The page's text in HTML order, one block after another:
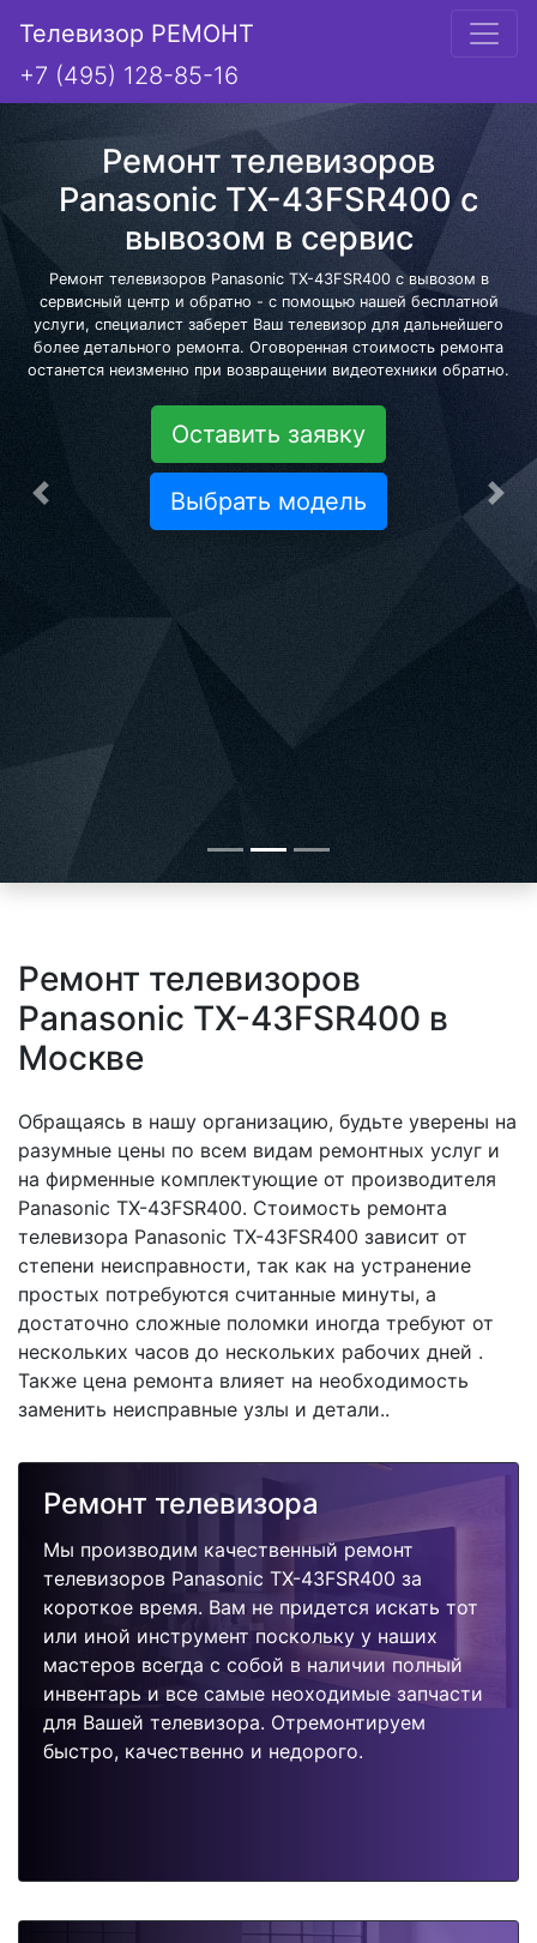
Телевизор РЕМОНТ
+7 (495) 128-85-16
Ремонт телевизоров
Panasonic TX-43FSR400 с
вывозом в сервис
Ремонт телевизоров Panasonic TX-43FSR400 с вывозом в
сервисный центр и обратно - с помощью нашей бесплатной
услуги, специалист заберет Ваш телевизор для дальнейшего
более детального ремонта. Оговоренная стоимость ремонта
останется неизменно при возвращении видеотехники обратно.
Оставить заявку
Выбрать модель
Предыдущая
Ремонт телевизоров
Panasonic TX-43FSR400 в
Москве
Обращаясь в нашу организацию, будьте уверены на
разумные цены по всем видам ремонтных услуг и
на фирменные комплектующие от производителя
Panasonic TX-43FSR400. Стоимость ремонта
телевизора Panasonic TX-43FSR400 зависит от
степени неисправности, так как на устранение
простых потребуются считанные минуты, а
достаточно сложные поломки иногда требуют от
нескольких часов до нескольких рабочих дней .
Также цена ремонта влияет на необходимость
заменить неисправные узлы и детали..
Ремонт телевизора
Мы производим качественный ремонт
телевизоров Panasonic TX-43FSR400 за
короткое время. Вам не придется искать тот
или иной инструмент поскольку у наших
мастеров всегда с собой в наличии полный
инвентарь и все самые неоходимые запчасти
для Вашей телевизора. Отремонтируем
быстро, качественно и недорого.